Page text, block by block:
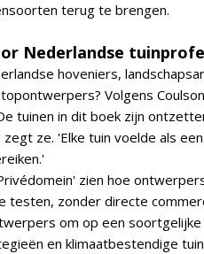
terug te brengen.
Nederlandse
hoveniers,
Volgens
tuinen in dit boek zijn
ze. 'Elke tuin voelde als
zien hoe
testen, zonder directe
om op een soortgelijke
en klimaatbestendige